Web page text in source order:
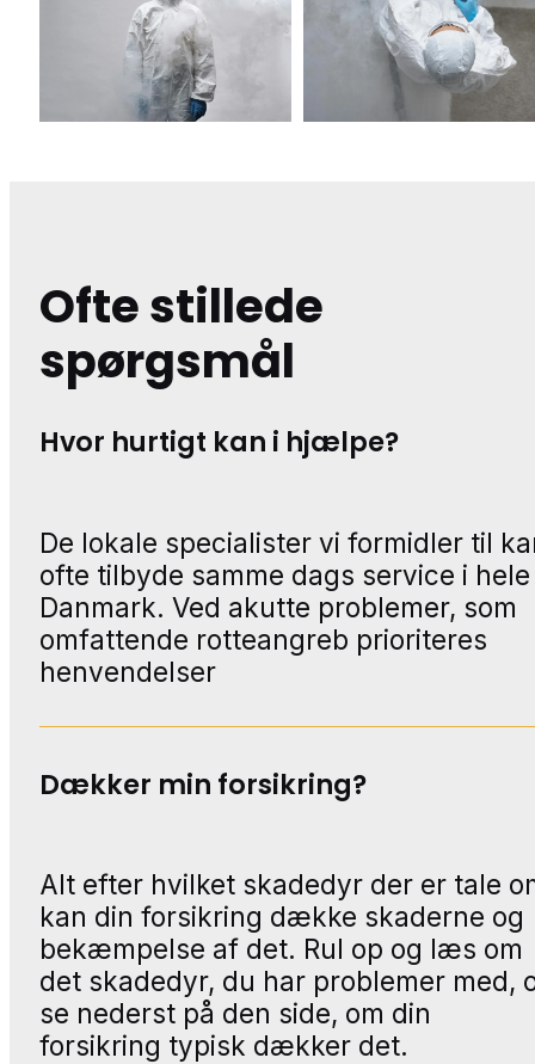
Ofte stillede
spørgsmål
Hvor hurtigt kan i hjælpe?
De lokale specialister vi formidler til
ofte tilbyde samme dags service i hele
Danmark. Ved akutte problemer, som
omfattende rotteangreb prioriteres
henvendelser
Dækker min forsikring?
Alt efter hvilket skadedyr der er tale
kan din forsikring dække skaderne og
bekæmpelse af det. Rul op og læs om
det skadedyr, du har problemer med,
se nederst på den side, om din
forsikring typisk dækker det.